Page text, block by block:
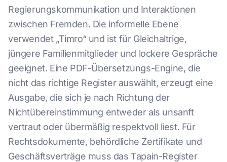
Regierungskommunikation und Interaktionen
zwischen Fremden. Die informelle Ebene
verwendet „Timro“ und ist für Gleichaltrige,
jüngere Familienmitglieder und lockere Gespräche
geeignet. Eine PDF-Übersetzungs-Engine, die
nicht das richtige Register auswählt, erzeugt eine
Ausgabe, die sich je nach Richtung der
Nichtübereinstimmung entweder als unsanft
vertraut oder übermäßig respektvoll liest. Für
Rechtsdokumente, behördliche Zertifikate und
Geschäftsverträge muss das Tapain-Register